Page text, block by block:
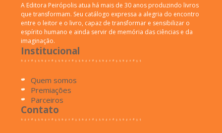
A Editora Peirópolis atua há mais de 30 anos produzindo livros
que transformam. Seu catálogo expressa a alegria do encontro
entre o leitor e o livro, capaz de transformar e sensibilizar o
espírito humano e ainda servir de memória das ciências e da
imaginação.
Institucional
Quem somos
Premiações
Parceiros
Contato